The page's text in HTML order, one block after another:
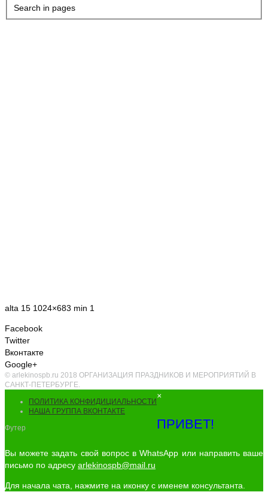
Search in pages
alta 15 1024×683 min 1
Facebook
Twitter
Вконтакте
Google+
© arlekinospb.ru 2018 ОРГАНИЗАЦИЯ ПРАЗДНИКОВ И МЕРОПРИЯТИЙ В
САНКТ-ПЕТЕРБУРГЕ.
ПОЛИТИКА КОНФИДИЦИАЛЬНОСТИ
НАША ГРУППА ВКОНТАКТЕ
Футер
×
ПРИВЕТ!
Вы можете задать свой вопрос в WhatsApp или направить ваше
письмо по адресу arlekinospb@mail.ru
Для начала чата, нажмите на иконку с именем консультанта.